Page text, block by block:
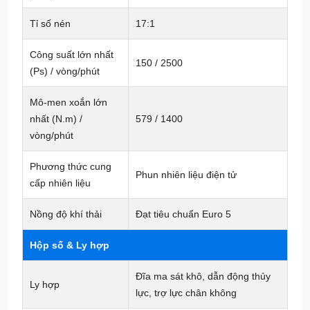
Tỉ số nén 17:1
Công suất lớn nhất
(Ps) / vòng/phút
150 / 2500
Mô-men xoắn lớn
nhất (N.m) /
vòng/phút
579 / 1400
Phương thức cung
cấp nhiên liệu
Phun nhiên liệu điện tử
Nồng độ khí thải Đạt tiêu chuẩn Euro 5
Hộp số & Ly hợp
Ly hợp
Đĩa ma sát khô, dẫn động thủy
lực, trợ lực chân không